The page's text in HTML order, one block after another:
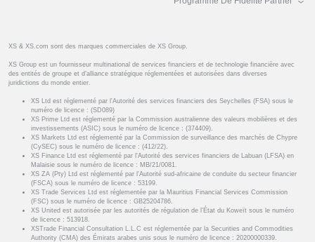
XS & XS.com sont des marques commerciales de XS Group.
XS Group est un fournisseur multinational de services financiers et de technologie financière avec
des entités de groupe et d’alliance stratégique réglementées et autorisées dans diverses
juridictions du monde entier.
XS Ltd est réglementé par l'Autorité des services financiers des Seychelles (FSA) sous le
numéro de licence : (SD089)
XS Prime Ltd est réglementé par la Commission australienne des valeurs mobilières et des
investissements (ASIC) sous le numéro de licence : (374409).
XS Markets Ltd est réglementé par la Commission de surveillance des marchés de Chypre
(CySEC) sous le numéro de licence : (412/22).
XS Finance Ltd est réglementé par l'Autorité des services financiers de Labuan (LFSA) en
Malaisie sous le numéro de licence : MB/21/0081.
XS ZA (Pty) Ltd est réglementé par l'Autorité sud-africaine de conduite du secteur financier
(FSCA) sous le numéro de licence : 53199.
XS Trade Services Ltd est réglementée par la Mauritius Financial Services Commission
(FSC) sous le numéro de licence : GB25204786.
XS United est autorisée par les autorités de régulation de l’État du Koweït sous le numéro
de licence : 513918.
XSTrade Financial Consultation L.L.C est réglementée par la Securities and Commodities
Authority (CMA) des Émirats arabes unis sous le numéro de licence : 20200000339.